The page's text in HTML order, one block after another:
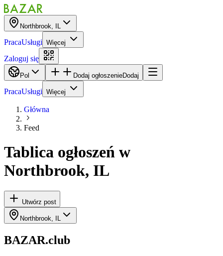
Northbrook, IL
PracaUsługi Więcej
Zaloguj się
Pol Dodaj ogłoszenieDodaj
PracaUsługi Więcej
Główna
Feed
Tablica ogłoszeń w
Northbrook, IL
Utwórz post
Northbrook, IL
BAZAR.club